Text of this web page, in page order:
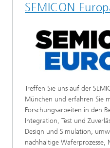
SEMICON
Treffen Sie uns auf der
München und erfahren Sie
Forschungsarbeiten in den
Integration, Test und
Design und Simulation,
nachhaltige Waferprozesse,